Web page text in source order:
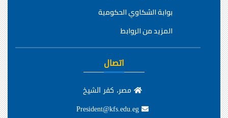
بوابة الشكاوي الحكومية
المزيد من الروابط
اتصال
مصر، كفر الشيخ